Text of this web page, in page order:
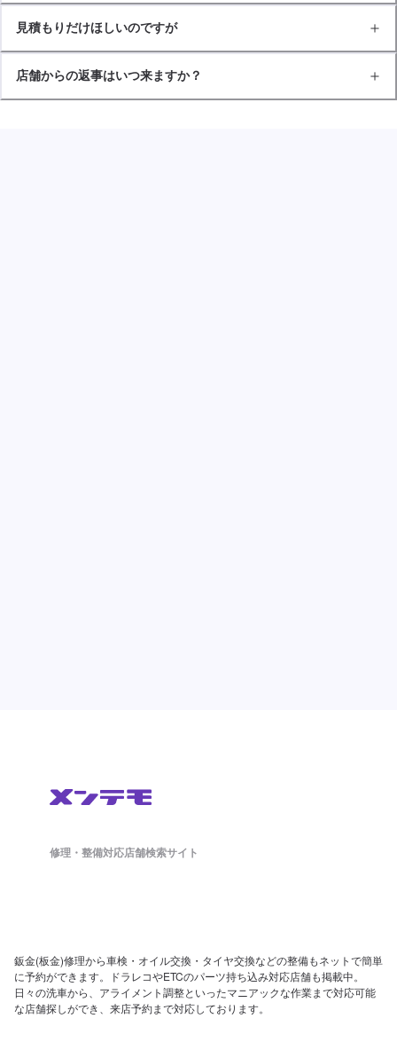
見積もりだけほしいのですが
店舗からの返事はいつ来ますか？
修理・整備対応店舗検索サイト
鈑金(板金)修理から車検・オイル交換・タイヤ交換などの整備もネットで簡単
に予約ができます。ドラレコやETCのパーツ持ち込み対応店舗も掲載中。
日々の洗車から、アライメント調整といったマニアックな作業まで対応可能
な店舗探しができ、来店予約まで対応しております。